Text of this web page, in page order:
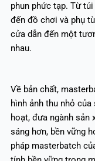
phun phức tạp. Từ
đến đồ chơi và phụ
cửa dẫn đến một
nhau.
Về bản chất,
hình ảnh thu nhỏ
hoạt, đưa ngành
sáng hơn, bền vững
pháp masterbatch